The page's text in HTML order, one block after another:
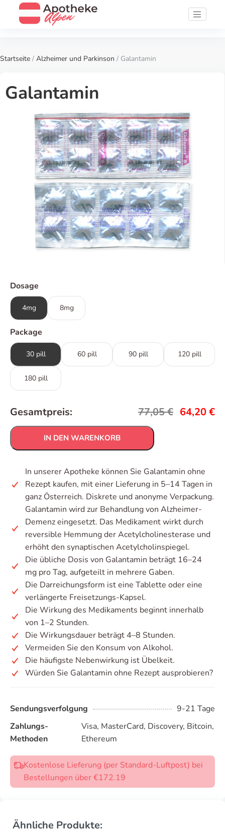
Startseite / Alzheimer und Parkinson / Galantamin
Galantamin
Dosage
4mg 8mg
Package
30 pill 60 pill 90 pill 120 pill
180 pill
Gesamtpreis: 77,05€ 64,20€
IN DEN WARENKORB
In unserer Apotheke können Sie Galantamin ohne
Rezept kaufen, mit einer Lieferung in 5–14 Tagen in
ganz Österreich. Diskrete und anonyme Verpackung.
Galantamin wird zur Behandlung von Alzheimer-
Demenz eingesetzt. Das Medikament wirkt durch
reversible Hemmung der Acetylcholinesterase und
erhöht den synaptischen Acetylcholinspiegel.
Die übliche Dosis von Galantamin beträgt 16–24
mg pro Tag, aufgeteilt in mehrere Gaben.
Die Darreichungsform ist eine Tablette oder eine
verlängerte Freisetzungs-Kapsel.
Die Wirkung des Medikaments beginnt innerhalb
von 1–2 Stunden.
Die Wirkungsdauer beträgt 4–8 Stunden.
Vermeiden Sie den Konsum von Alkohol.
Die häufigste Nebenwirkung ist Übelkeit.
Würden Sie Galantamin ohne Rezept ausprobieren?
Sendungsverfolgung
9-21 Tage
Zahlungs-
Methoden
Visa, MasterCard, Discovery, Bitcoin,
Ethereum
Kostenlose Lieferung (per Standard-Luftpost) bei
Bestellungen über €172.19
Ähnliche Produkte: